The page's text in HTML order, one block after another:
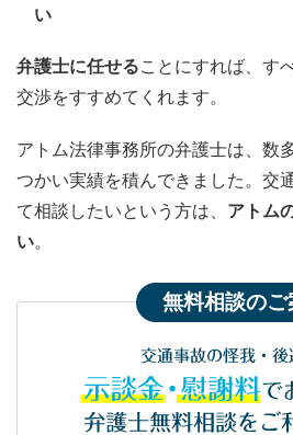
い
弁護士に任せることにすれば、す
交渉をすすめてくれます。
アトム法律事務所の弁護士は、数
つかい実績を積んできました。交
て相談したいという方は、 アトム
い。
無料相談のご
交通事故の怪我・後
示談金・慰謝料で
弁護士無料相談をご